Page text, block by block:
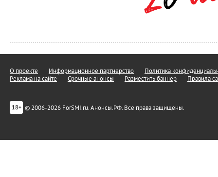
О проекте Информационное партнерство
Политика
Реклама на сайте
Срочные анонсы Разместить баннер Правила
18+ © 2006-2026 ForSMI.ru. Анонсы.РФ. Все права защищены.